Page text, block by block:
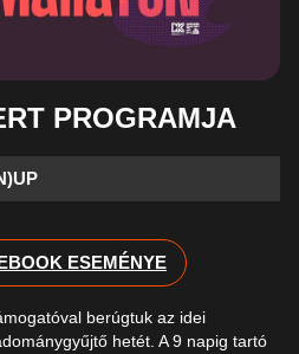
PROGRAMJA
ESEMÉNYE
berúgtuk az idei
hetét. A 9 napig tartó